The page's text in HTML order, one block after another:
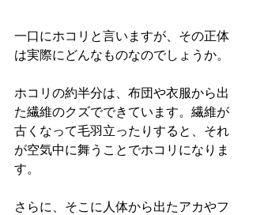
一口にホコリと言いますが、その正体
は実際にどんなものなのでしょうか。
ホコリの約半分は、布団や衣服から出
た繊維のクズでできています。繊維が
古くなって毛羽立ったりすると、それ
が空気中に舞うことでホコリになりま
す。
さらに、そこに人体から出たアカやフ